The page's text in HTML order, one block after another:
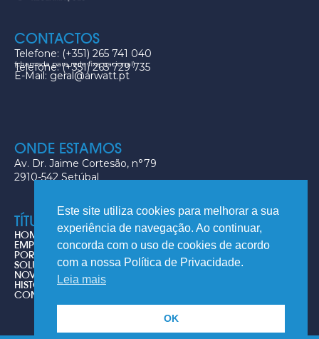
CONTACTOS
Telefone: (+351) 265 741 040
Telefone: (+351) 265 729 735
(chamada para rede fixa nacional)
E-Mail: geral@arwatt.pt
ONDE ESTAMOS
Av. Dr. Jaime Cortesão, n°79
2910-542 Setúbal
TÍTULOS
HOME
EMPRESA
PORTFOLIO
SOLUÇÕES
NOVIDADES
HISTÓRIA DO AR CONDICIONADO
CONTACTOS
Este site utiliza cookies para melhorar a sua
experiência de navegação. Ao continuar,
concorda com o uso de cookies de acordo
com a nossa Política de Privacidade.
Leia mais
OK